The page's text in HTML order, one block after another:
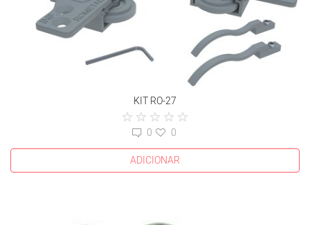
KIT RO-27
0
0
ADICIONAR